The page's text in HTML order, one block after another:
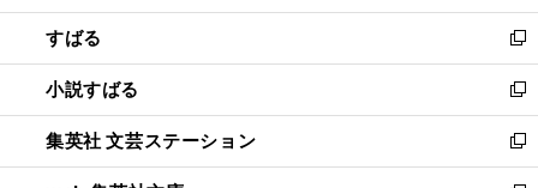
開
く
ウ
で
開
く
ン
ド
ウ
で
開
く
すばる
新
し
い
ウ
ィ
ン
小説すばる
新
し
い
ウ
集英社 文芸ステーション
新
し